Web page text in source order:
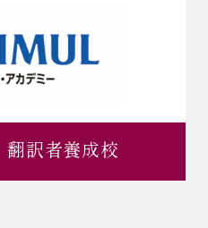
翻訳者養成校